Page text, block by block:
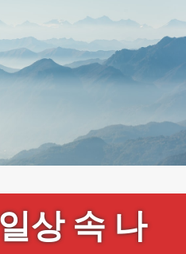
상 속 나